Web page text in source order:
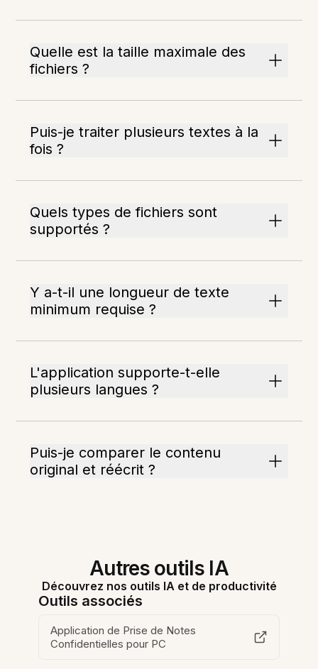
Quelle est la taille maximale des
fichiers ?
Puis-je traiter plusieurs textes à la
fois ?
Quels types de fichiers sont
supportés ?
Y a-t-il une longueur de texte
minimum requise ?
L'application supporte-t-elle
plusieurs langues ?
Puis-je comparer le contenu
original et réécrit ?
Autres outils IA
Découvrez nos outils IA et de productivité
Outils associés
Application de Prise de Notes
Confidentielles pour PC